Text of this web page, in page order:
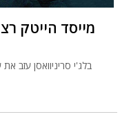
מייסד הייטק
בלג'י סריניוואסן עזב